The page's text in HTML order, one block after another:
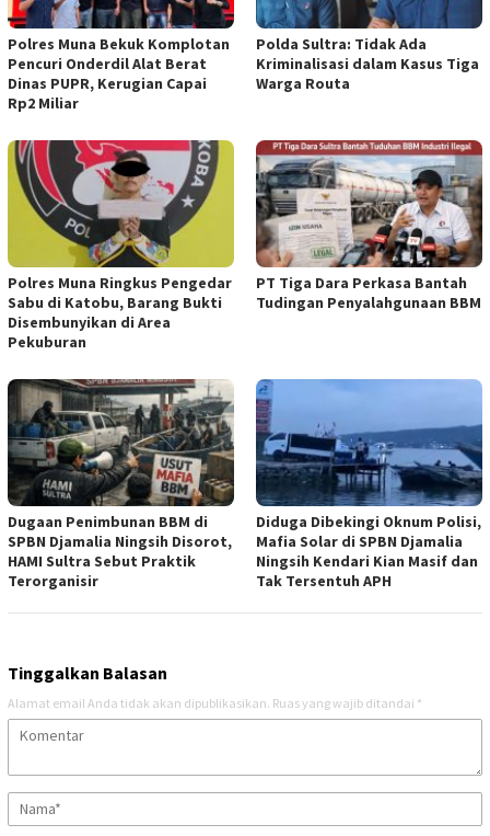
Polres Muna Bekuk Komplotan
Pencuri Onderdil Alat Berat
Dinas PUPR, Kerugian Capai
Rp2 Miliar
Polda Sultra: Tidak Ada
Kriminalisasi dalam Kasus Tiga
Warga Routa
Polres Muna Ringkus Pengedar
Sabu di Katobu, Barang Bukti
Disembunyikan di Area
Pekuburan
PT Tiga Dara Perkasa Bantah
Tudingan Penyalahgunaan BBM
Dugaan Penimbunan BBM di
SPBN Djamalia Ningsih Disorot,
HAMI Sultra Sebut Praktik
Terorganisir
Diduga Dibekingi Oknum Polisi,
Mafia Solar di SPBN Djamalia
Ningsih Kendari Kian Masif dan
Tak Tersentuh APH
Tinggalkan Balasan
Alamat email Anda tidak akan dipublikasikan. Ruas yang wajib ditandai *